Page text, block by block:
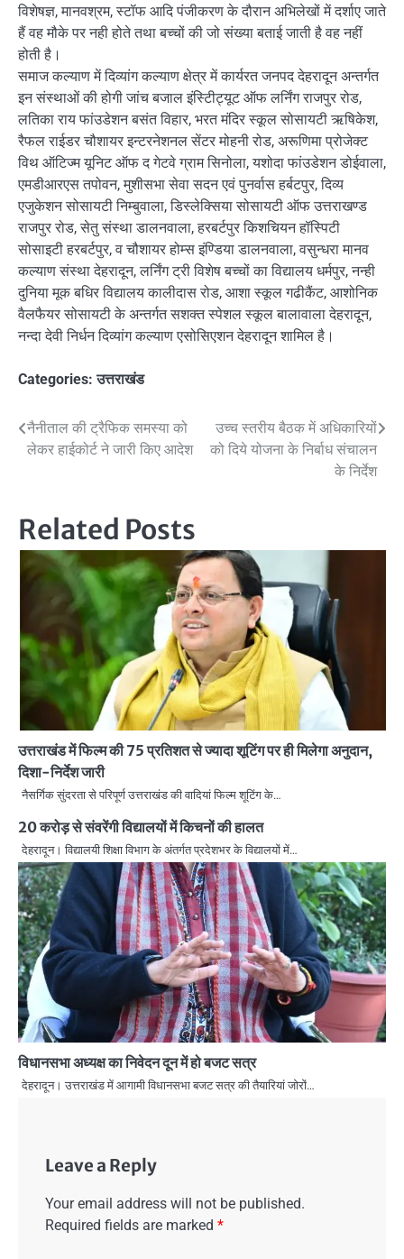
विशेषज्ञ, मानवश्रम, स्टॉफ आदि पंजीकरण के दौरान अभिलेखों में दर्शाए जाते
हैं वह मौके पर नही होते तथा बच्चों की जो संख्या बताई जाती है वह नहीं
होती है।
समाज कल्याण में दिव्यांग कल्याण क्षेत्र में कार्यरत जनपद देहरादून अन्तर्गत
इन संस्थाओं की होगी जांच बजाल इंस्टिीट्यूट ऑफ लर्निंग राजपुर रोड,
लतिका राय फांउडेशन बसंत विहार, भरत मंदिर स्कूल सोसायटी ऋषिकेश,
रैफल राईडर चौशायर इन्टरनेशनल सेंटर मोहनी रोड, अरूणिमा प्रोजेक्ट
विथ ऑटिज्म यूनिट ऑफ द गेटवे ग्राम सिनोला, यशोदा फांउडेशन डोईवाला,
एमडीआरएस तपोवन, मुशीसभा सेवा सदन एवं पुनर्वास हर्बटपुर, दिव्य
एजुकेशन सोसायटी निम्बुवाला, डिस्लेक्सिया सोसायटी ऑफ उत्तराखण्ड
राजपुर रोड, सेतु संस्था डालनवाला, हरबर्टपुर किशचियन हॉस्पिटी
सोसाइटी हरबर्टपुर, व चौशायर होम्स इंण्डिया डालनवाला, वसुन्धरा मानव
कल्याण संस्था देहरादून, लर्निंग ट्री विशेष बच्चों का विद्यालय धर्मपुर, नन्ही
दुनिया मूक बधिर विद्यालय कालीदास रोड, आशा स्कूल गढीकैंट, आशोनिक
वैलफैयर सोसायटी के अन्तर्गत सशक्त स्पेशल स्कूल बालावाला देहरादून,
नन्दा देवी निर्धन दिव्यांग कल्याण एसोसिएशन देहरादून शामिल है।
Categories:उत्तराखंड
Post
navigation
नैनीताल की ट्रैफिक समस्या को
लेकर हाईकोर्ट ने जारी किए आदेश
उच्च स्तरीय बैठक में अधिकारियों
को दिये योजना के निर्बाध संचालन
के निर्देश
Related Posts
उत्तराखंड में फिल्म की 75 प्रतिशत से ज्यादा शूटिंग पर ही मिलेगा अनुदान,
दिशा-निर्देश जारी
नैसर्गिक सुंदरता से परिपूर्ण उत्तराखंड की वादियां फिल्म शूटिंग के…
20 करोड़ से संवरेंगी विद्यालयों में किचनों की हालत
देहरादून। विद्यालयी शिक्षा विभाग के अंतर्गत प्रदेशभर के विद्यालयों में…
विधानसभा अध्यक्ष का निवेदन दून में हो बजट सत्र
देहरादून। उत्तराखंड में आगामी विधानसभा बजट सत्र की तैयारियां जोरों…
Leave a Reply
Your email address will not be published.
Required fields are marked *